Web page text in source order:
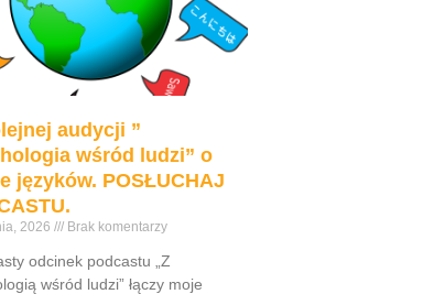
audycji ”
wśród ludzi” o
języków. POSŁUCHAJ
2026 Brak komentarzy
odcinek podcastu „Z
wśród ludzi” łączy moje